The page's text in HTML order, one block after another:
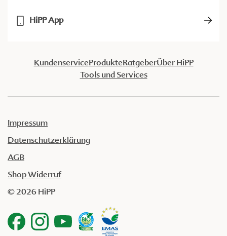
HiPP App
KundenserviceProdukteRatgeberÜber HiPP
Tools und Services
Impressum
Datenschutzerklärung
AGB
Shop Widerruf
© 2026 HiPP